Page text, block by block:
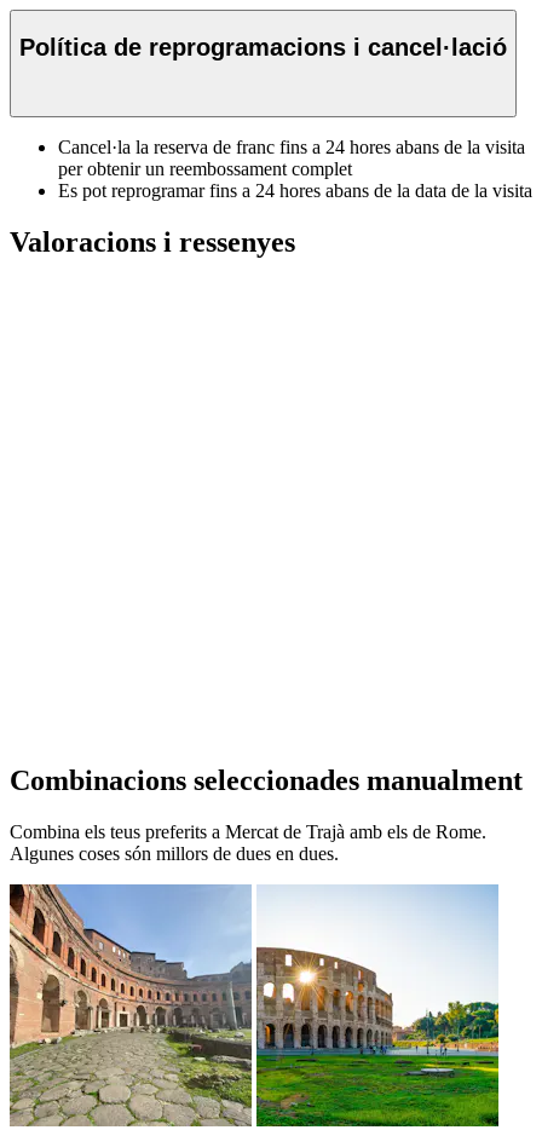
Política de reprogramacions i cancel·lació
Cancel·la la reserva de franc fins a 24 hores abans de la visita
per obtenir un reembossament complet
Es pot reprogramar fins a 24 hores abans de la data de la visita
Valoracions i ressenyes
Combinacions seleccionades manualment
Combina els teus preferits a Mercat de Trajà amb els de Rome.
Algunes coses són millors de dues en dues.